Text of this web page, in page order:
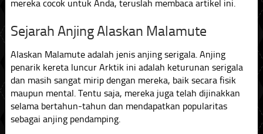
mereka cocok untuk Anda, teruslah membaca artikel ini.
Sejarah Anjing Alaskan Malamute
Alaskan Malamute adalah jenis anjing serigala. Anjing
penarik kereta luncur Arktik ini adalah keturunan serigala
dan masih sangat mirip dengan mereka, baik secara fisik
maupun mental. Tentu saja, mereka juga telah dijinakkan
selama bertahun-tahun dan mendapatkan popularitas
sebagai anjing pendamping.